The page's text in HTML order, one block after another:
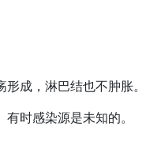
成，淋巴结也不肿胀。
时感染源是未知的。